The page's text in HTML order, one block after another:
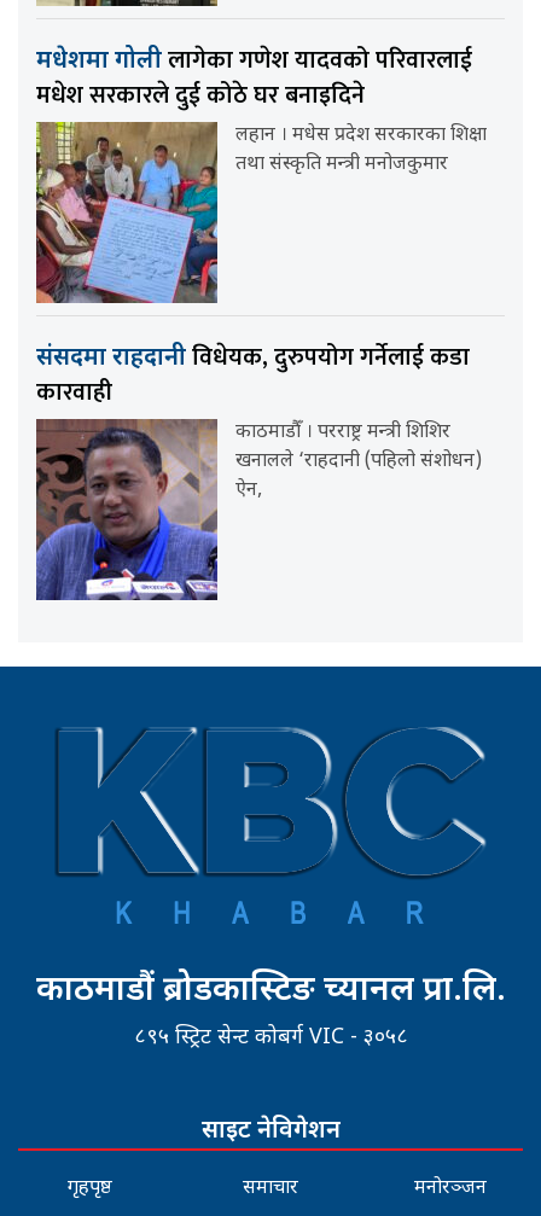
मधेशमा गोलीलागेका गणेश यादवको परिवारलाई
मधेश सरकारले दुई कोठे घर बनाइदिने
लहान । मधेस प्रदेश सरकारका शिक्षा
तथा संस्कृति मन्त्री मनोजकुमार
संसदमा राहदानीविधेयक, दुरुपयोग गर्नेलाई कडा
कारवाही
काठमाडौँ । परराष्ट्र मन्त्री शिशिर
खनालले ‘राहदानी (पहिलो संशोधन)
ऐन,
काठमाडौं ब्रोडकास्टिङ च्यानल प्रा.लि.
८९५ स्ट्रिट सेन्ट कोबर्ग VIC - ३०५८
साइट नेविगेशन
गृहपृष्ठ समाचार मनोरञ्जन